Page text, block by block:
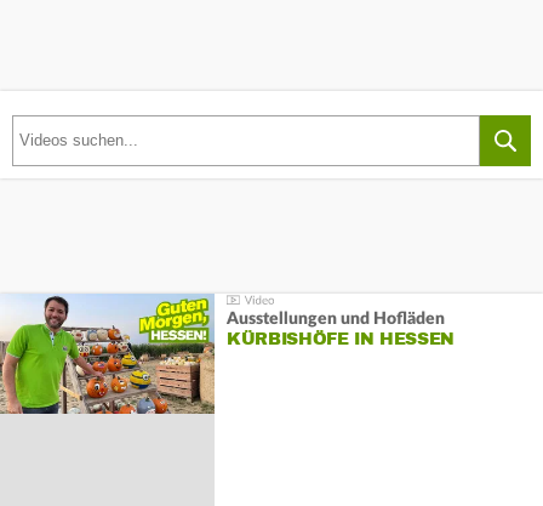
Ausstellungen und Hofläden
KÜRBISHÖFE IN HESSEN